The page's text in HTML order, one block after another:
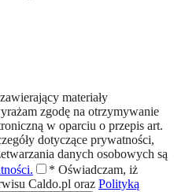
materiały
zgodę na otrzymywanie
w oparciu o przepis art.
dotyczące prywatności,
danych osobowych są
* Oświadczam, iż
Caldo.pl oraz Polityką